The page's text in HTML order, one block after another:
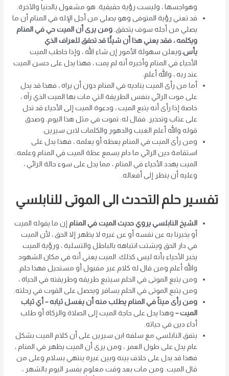
وهواجسها ، وليست رؤية حقيقية. هو مشغول بالدنيا والآخرة.
قد تعني رؤية المتوفى وهو يصلي من أجل الإله في المنام أن ما
يصلي من أجله سوف يتحقق.ومن يرى أن الميت حي في المنام
ويكلمه ، فقد يعني هذا أن شيئًا قد تحقق للعراف الذي
يأس.ويعلن سهولة الأمور إن شاء الله ، وإذا خاطب الميت
الأحياء في المنام وأخبره أنه لم يمت ، فهذا يدل على حسن الميت
عند ربه ، والله أعلم.
أما من رأى الميت يناديه في المنام دون أن يراه ، فهذا قد يدل
على موت الرائي بنفس الطريقة التي مات بها الميت الذي رآه ،
خاصة إذا رأى أنه يتبع الميت ، ودعوة الميت إلى الأحياء قد تدل
على عتاب وتحذير. فقال له: تموت في مثل هذا اليوم. وصدق
قوله والله أعلم الغيب والدهور والكلمات لابن سيرين.
ومن رأى الميت في المنام يعظه أو يعلمه ، فهذا يدل على
استقامة دين الرائي ما دام يسمع عظة الميت في المنام وعلمه.
الميت يهدد الأحياء في المنام ، مما يدل على سوء حالة الرائي ،
وعليه أن ينظر إلى أفعاله.
تفسير حلم التحدث الى الموتى للنابلسي
الشيخ النابلسي يروي حديث الميت في المنام إن ما يقوله الميت
أو يخبرنا به عن نفسه أو عن غيره لا يظهر إلا الحق ، لأن الميت
في دار الحق ويشتت انتباهه بالباطل والتسلية ، ورؤية الميت
يخبر الأحياء بأنه ليس كذلك. الميت يعني أنه في مكان الشهود
والله أعلم ومن قال له كلام غير مقبول أو مستحيل فهذا حلم.
ومن يتبع الموتى في الحلم سيتبع طريقه وطريقته في الحياة ،
ومن يتبع الموتى في الحلم يسافر ويحصل على القوت في رحلته.
ومن رأى ميتاً في المنام يطلب منه أن يغسل ثيابه – أي ثياب
الميت – وهذا يدل على حاجة الميت إلى الصلاة والزكاة أو طلب
أداء دين في حياته.
يتفق النابلسي مع سلفه ابن سيرين على أن كلام الميت بشكل
عام يدل على طول العمر ، ومن يرى أن الميت يظهر في المنام ،
فهذا قد يدل على خلاف بينه وبين غيره ينتهي بسلام وعلى من
قال الميت. ومن مات بعد وقت معلوم يفسر اليوم بالشهر ،